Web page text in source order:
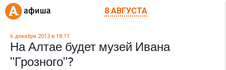
8 АВГУСТА
6 декабря 2013 в 18:11
На Алтае будет музей Ивана
"Грозного"?